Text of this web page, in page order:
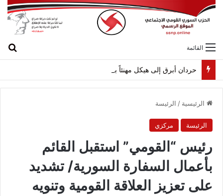
القائمة
حردان أبرق إلى هيكل مهنئاً بمناسبة عيد الجيش
الرئيسية / الرئيسة
الرئيسة مركزي
رئيس “القومي” استقبل القائم
بأعمال السفارة السورية/ تشديد
على تعزيز العلاقة القومية وتنويه